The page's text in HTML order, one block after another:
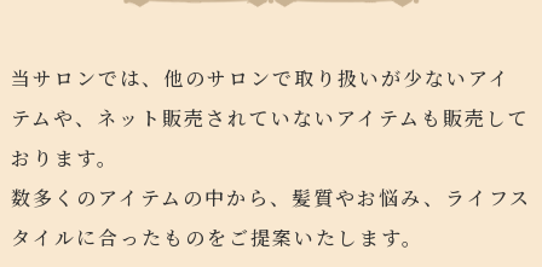
当サロンでは、他のサロンで取り扱いが少ないアイ
テムや、ネット販売されていないアイテムも販売して
おります。
数多くのアイテムの中から、髪質やお悩み、ライフス
タイルに合ったものをご提案いたします。